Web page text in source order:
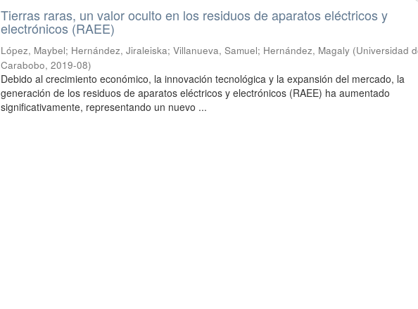
Tierras raras, un valor oculto en los residuos de aparatos eléctricos y
electrónicos (RAEE)
López, Maybel; Hernández, Jiraleiska;Villanueva, Samuel; Hernández, Magaly (Universidad
Carabobo,2019-08)
Debido al crecimiento económico, la innovación tecnológica y la expansión del mercado, la
generación de los residuos de aparatos eléctricos y electrónicos (RAEE) ha aumentado
significativamente, representando un nuevo ...